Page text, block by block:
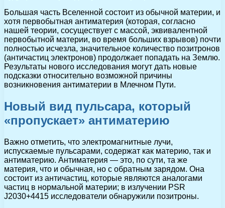
Большая часть Вселенной состоит из обычной материи, и
хотя первобытная антиматерия (которая, согласно
нашей теории, сосуществует с массой, эквивалентной
первобытной материи, во время больших взрывов) почти
полностью исчезла, значительное количество позитронов
(античастиц электронов) продолжает попадать на Землю.
Результаты нового исследования могут дать новые
подсказки относительно возможной причины
возникновения антиматерии в Млечном Пути.
Новый вид пульсара, который
«пропускает» антиматерию
Важно отметить, что электромагнитные лучи,
испускаемые пульсарами, содержат как материю, так и
антиматерию. Антиматерия — это, по сути, та же
материя, что и обычная, но с обратным зарядом. Она
состоит из античастиц, которые являются аналогами
частиц в нормальной материи; в излучении PSR
J2030+4415 исследователи обнаружили позитроны.